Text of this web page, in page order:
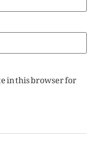
in this browser for